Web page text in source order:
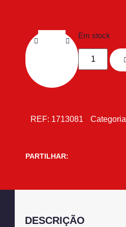
Em stock
REF: 1713081 Categoria
PARTILHAR:
DESCRIÇÃO